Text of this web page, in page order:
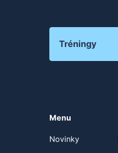
Tréningy
Menu
Novinky